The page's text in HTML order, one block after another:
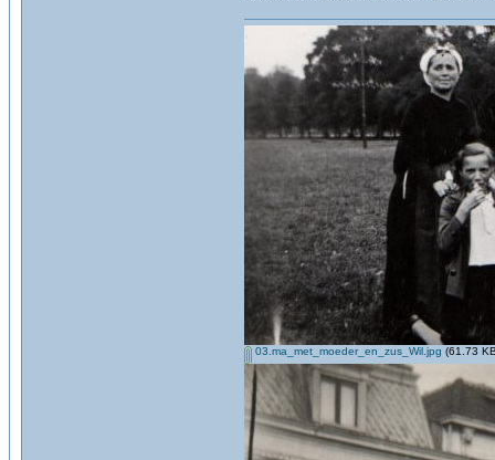
03.ma_met_moeder_en_zus_Wil.jpg (61.73